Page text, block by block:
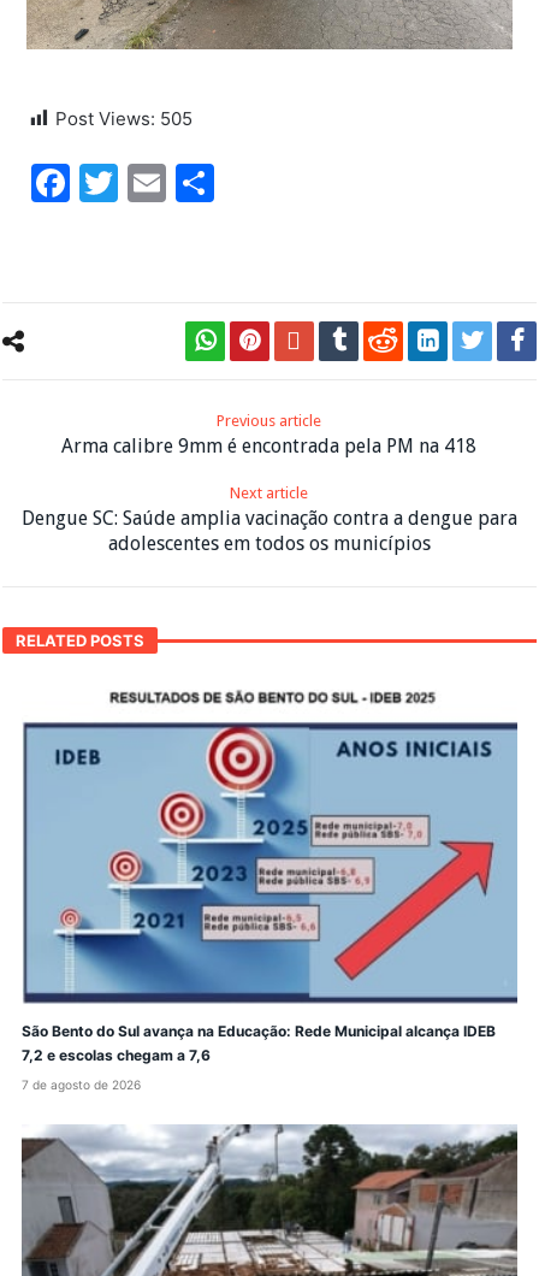
Post Views: 505
Facebook
Twitter
Email
Previous article
Arma calibre 9mm é encontrada pela PM na 418
Next article
Dengue SC: Saúde amplia vacinação contra a dengue para
adolescentes em todos os municípios
RELATED POSTS
São Bento do Sul avança na Educação: Rede Municipal alcança IDEB
7,2 e escolas chegam a 7,6
7 de agosto de 2026